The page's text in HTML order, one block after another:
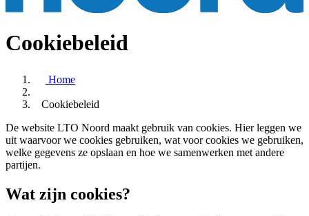
Cookiebeleid
Home
Cookiebeleid
De website LTO Noord maakt gebruik van cookies. Hier leggen we
uit waarvoor we cookies gebruiken, wat voor cookies we gebruiken,
welke gegevens ze opslaan en hoe we samenwerken met andere
partijen.
Wat zijn cookies?